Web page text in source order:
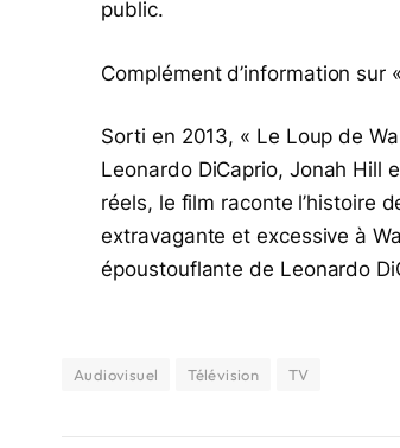
public.
Complément d’information sur
Sorti en 2013, « Le Loup de
Leonardo DiCaprio, Jonah Hill
réels, le film raconte l’histoire
extravagante et excessive à
époustouflante de Leonardo
Audiovisuel Télévision TV